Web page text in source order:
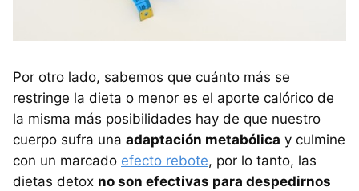
Por otro lado, sabemos que cuánto más se
restringe la dieta o menor es el aporte calórico de
la misma más posibilidades hay de que nuestro
cuerpo sufra una adaptación metabólica y culmine
con un marcado efecto rebote, por lo tanto, las
dietas detox no son efectivas para despedirnos